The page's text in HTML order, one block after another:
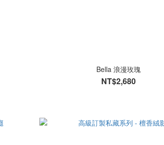
Bella 浪漫玫瑰
NT$2,680